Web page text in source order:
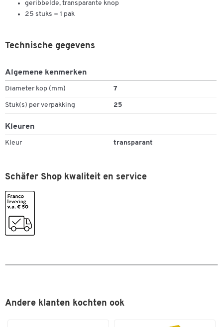
geribbelde, transparante knop
25 stuks = 1 pak
Technische gegevens
Algemene kenmerken
Diameter kop (mm) 7
Stuk(s) per verpakking 25
Kleuren
Kleur transparant
Schäfer Shop kwaliteit en service
Andere klanten kochten ook
Dubbelklik om in te zoomen